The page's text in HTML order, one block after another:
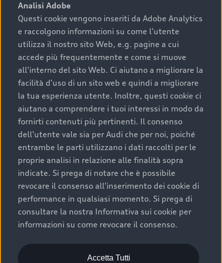
chilometraggio: un valore contenuto corrisponde a
uno stato migliore del veicolo e a una maggiore
durata nel tempo;
cronologia dei tagliandi: una documentazione
completa della vettura certifica una manutenzione
costante e accurata;
condizioni della carrozzeria e degli interni: una
buona conservazione evidenzia cura e attenzione del
precedente proprietario;
efficienza meccanica: motore, trasmissione e
componenti principali in ottimo stato garantiscono
prestazioni affidabili e sicure.
Acquistare un’auto usata in una Concessionaria ufficiale
Audi che offre l’usato garantito tramite Audi Prima
Scelta :plus, significa affidarsi ad un prodotto che viene
sottoposto a 110 controlli approfonditi e coperto da
garanzia fino a 4 anni per una maggiore tutela del tuo
acquisto.
Analisi Adobe
Questi cookie vengono inseriti da Adobe Analytics
e raccolgono informazioni su come l'utente
utilizza il nostro sito Web, e.g. pagine a cui
accede più frequentemente e come si muove
all'interno del sito Web. Ci aiutano a migliorare la
facilità d'uso di un sito web e quindi a migliorare
la tua esperienza utente. Inoltre, questi cookie ci
aiutano a comprendere i tuoi interessi in modo da
fornirti contenuti più pertinenti. Il consenso
dell'utente vale sia per Audi che per noi, poiché
entrambe le parti utilizzano i dati raccolti per le
proprie analisi in relazione alle finalità sopra
indicate. Si prega di notare che è possibile
revocare il consenso all'inserimento dei cookie di
performance in qualsiasi momento. Si prega di
consultare la nostra Informativa sui cookie per
informazioni su come revocare il consenso.
Accetta Tutti